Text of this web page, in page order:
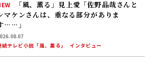
ピック
6(木)の「風、薫る」りん(見上愛)、直美
坂樹里)、黒川(平埜生成)らの奮闘に、村
たちも理解を示し始める。しかし、アサ(美
加恋)の容体はなかなか改善せず……